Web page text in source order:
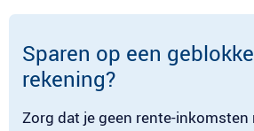
Sparen op een
rekening?
Zorg dat je geen rente-